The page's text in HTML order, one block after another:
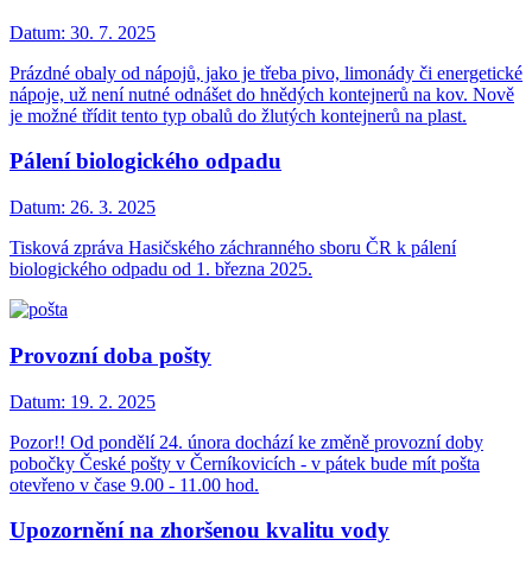
Datum: 30. 7. 2025
Prázdné obaly od nápojů, jako je třeba pivo, limonády či energetické
nápoje, už není nutné odnášet do hnědých kontejnerů na kov. Nově
je možné třídit tento typ obalů do žlutých kontejnerů na plast.
Pálení biologického odpadu
Datum: 26. 3. 2025
Tisková zpráva Hasičského záchranného sboru ČR k pálení
biologického odpadu od 1. března 2025.
Provozní doba pošty
Datum: 19. 2. 2025
Pozor!! Od pondělí 24. února dochází ke změně provozní doby
pobočky České pošty v Černíkovicích - v pátek bude mít pošta
otevřeno v čase 9.00 - 11.00 hod.
Upozornění na zhoršenou kvalitu vody